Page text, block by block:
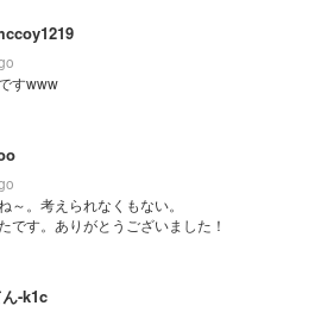
すwww
～。考えられなくもない。
です。ありがとうございました！
-k1c